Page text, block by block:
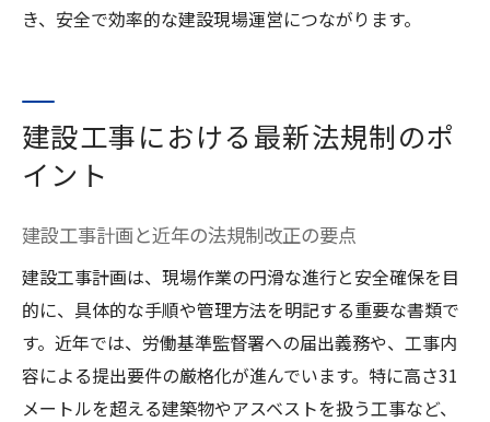
き、安全で効率的な建設現場運営につながります。
建設工事における最新法規制のポ
イント
建設工事計画と近年の法規制改正の要点
建設工事計画は、現場作業の円滑な進行と安全確保を目
的に、具体的な手順や管理方法を明記する重要な書類で
す。近年では、労働基準監督署への届出義務や、工事内
容による提出要件の厳格化が進んでいます。特に高さ31
メートルを超える建築物やアスベストを扱う工事など、